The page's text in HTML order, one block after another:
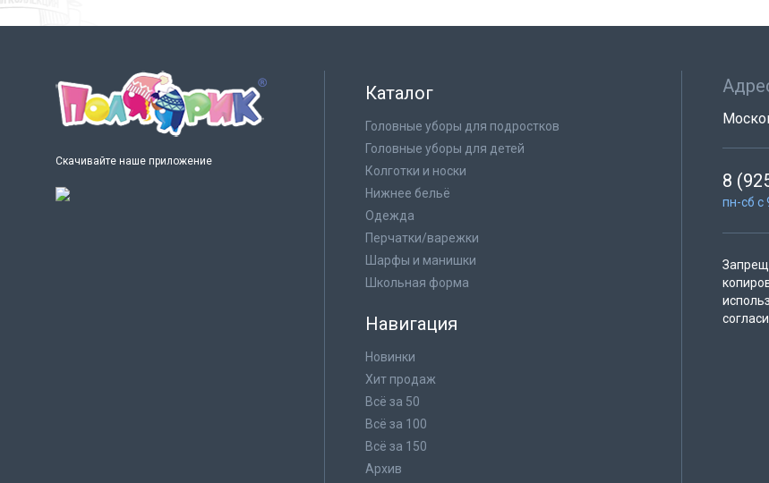
Скачивайте наше приложение
Каталог
Головные уборы для подростков
Головные уборы для детей
Колготки и носки
Нижнее бельё
Одежда
Перчатки/варежки
Шарфы и манишки
Школьная форма
Навигация
Новинки
Хит продаж
Всё за 50
Всё за 100
Всё за 150
Архив
8
пн-сб с